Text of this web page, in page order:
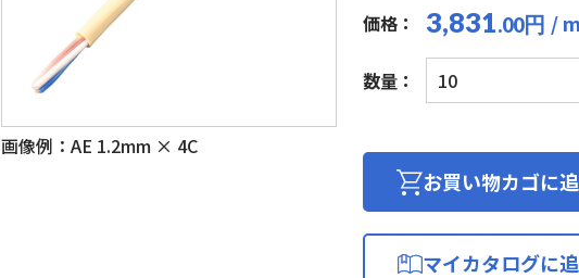
画像例：AE 1.2mm × 4C
価格： 3,831.00円 /
数量：
警
報
電
お買い物カゴに
マイカタログに